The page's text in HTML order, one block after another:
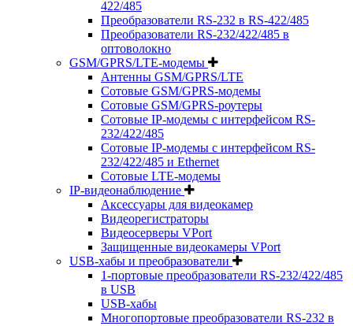
422/485
Преобразователи RS-232 в RS-422/485
Преобразователи RS-232/422/485 в
оптоволокно
GSM/GPRS/LTE-модемы
Антенны GSM/GPRS/LTE
Сотовые GSM/GPRS-модемы
Сотовые GSM/GPRS-роутеры
Сотовые IP-модемы с интерфейсом RS-
232/422/485
Сотовые IP-модемы с интерфейсом RS-
232/422/485 и Ethernet
Сотовые LTE-модемы
IP-видеонаблюдение
Аксессуары для видеокамер
Видеорегистраторы
Видеосерверы VPort
Защищенные видеокамеры VPort
USB-хабы и преобразователи
1-портовые преобразователи RS-232/422/485
в USB
USB-хабы
Многопортовые преобразователи RS-232 в